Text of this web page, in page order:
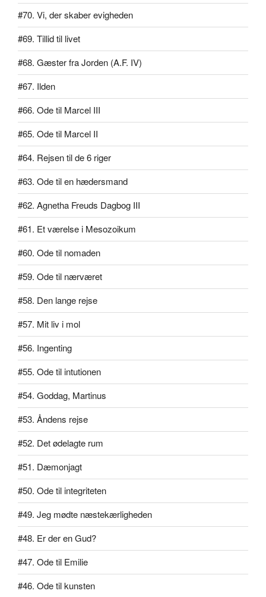
#70. Vi, der skaber evigheden
#69. Tillid til livet
#68. Gæster fra Jorden (A.F. IV)
#67. Ilden
#66. Ode til Marcel III
#65. Ode til Marcel II
#64. Rejsen til de 6 riger
#63. Ode til en hædersmand
#62. Agnetha Freuds Dagbog III
#61. Et værelse i Mesozoikum
#60. Ode til nomaden
#59. Ode til nærværet
#58. Den lange rejse
#57. Mit liv i mol
#56. Ingenting
#55. Ode til intutionen
#54. Goddag, Martinus
#53. Åndens rejse
#52. Det ødelagte rum
#51. Dæmonjagt
#50. Ode til integriteten
#49. Jeg mødte næstekærligheden
#48. Er der en Gud?
#47. Ode til Emilie
#46. Ode til kunsten